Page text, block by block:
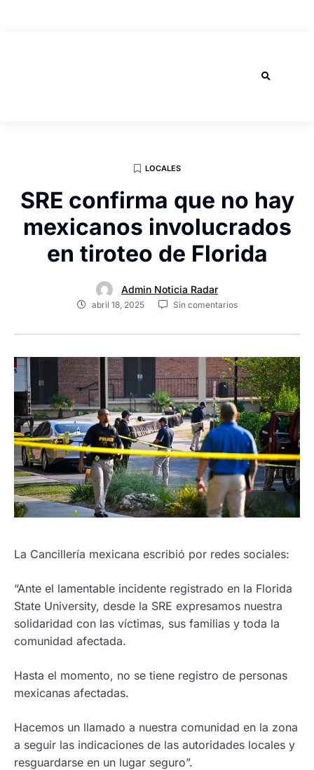
LOCALES
SRE confirma que no hay
mexicanos involucrados
en tiroteo de Florida
Admin Noticia Radar
abril 18, 2025 Sin comentarios
La Cancillería mexicana escribió por redes sociales:
“Ante el lamentable incidente registrado en la Florida
State University, desde la SRE expresamos nuestra
solidaridad con las víctimas, sus familias y toda la
comunidad afectada.
Hasta el momento, no se tiene registro de personas
mexicanas afectadas.
Hacemos un llamado a nuestra comunidad en la zona
a seguir las indicaciones de las autoridades locales y
resguardarse en un lugar seguro”.